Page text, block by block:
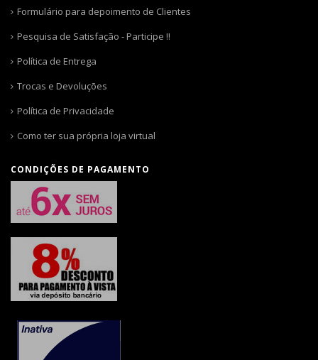
Formulário para depoimento de Clientes
Pesquisa de Satisfação - Participe !!
Política de Entrega
Trocas e Devoluções
Política de Privacidade
Como ter sua própria loja virtual
CONDIÇÕES DE PAGAMENTO